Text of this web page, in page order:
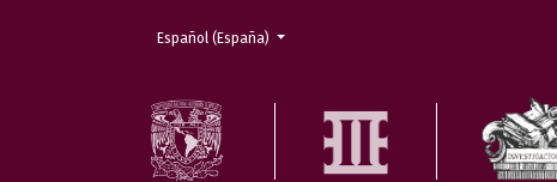
Cambiar el idioma. El actual es:
Español (España)